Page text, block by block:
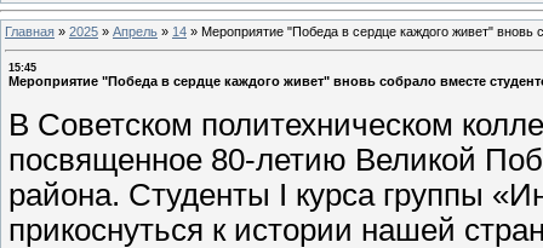
Главная » 2025 » Апрель » 14 » Мероприятие "Победа в сердце каждого живет" вновь
15:45
Мероприятие "Победа в сердце каждого живет" вновь собрало вместе
В Советском политехническом
посвященное 80-летию Великой
района. Студенты I курса группы
прикоснуться к истории нашей